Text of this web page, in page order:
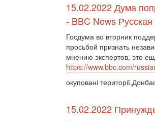
15.02.2022 Дума
- BBC News
Госдума во вторник
просьбой признать
мнению экспертов, это
https://www.bbc.com/
окуповані
15.02.2022